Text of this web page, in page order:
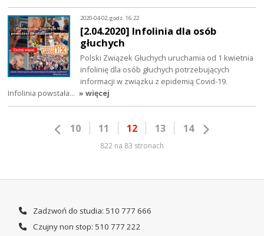
2020-04-02, godz. 16:22
[2.04.2020] Infolinia dla osób
głuchych
Polski Związek Głuchych uruchamia od 1 kwietnia
infolinię dla osób głuchych potrzebujących
informacji w związku z epidemią Covid-19.
Infolinia powstała… » więcej
10 11 12 13 14
822 na 83 stronach
Zadzwoń do studia: 510 777 666
Czujny non stop: 510 777 222